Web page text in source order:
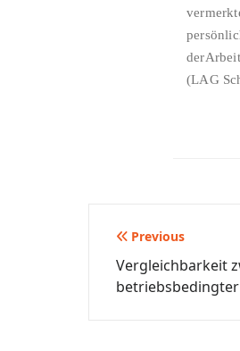
Previous
Vergleichbarkeit